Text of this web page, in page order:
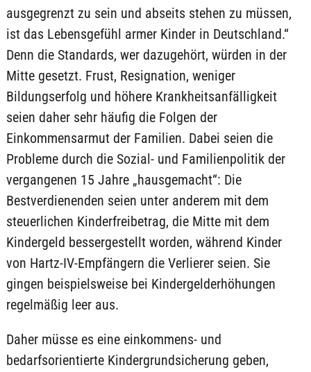
ausgegrenzt zu sein und abseits stehen zu müssen,
ist das Lebensgefühl armer Kinder in Deutschland.“
Denn die Standards, wer dazugehört, würden in der
Mitte gesetzt. Frust, Resignation, weniger
Bildungserfolg und höhere Krankheitsanfälligkeit
seien daher sehr häufig die Folgen der
Einkommensarmut der Familien. Dabei seien die
Probleme durch die Sozial- und Familienpolitik der
vergangenen 15 Jahre „hausgemacht“: Die
Bestverdienenden seien unter anderem mit dem
steuerlichen Kinderfreibetrag, die Mitte mit dem
Kindergeld bessergestellt worden, während Kinder
von Hartz-IV-Empfängern die Verlierer seien. Sie
gingen beispielsweise bei Kindergelderhöhungen
regelmäßig leer aus.
Daher müsse es eine einkommens- und
bedarfsorientierte Kindergrundsicherung geben,